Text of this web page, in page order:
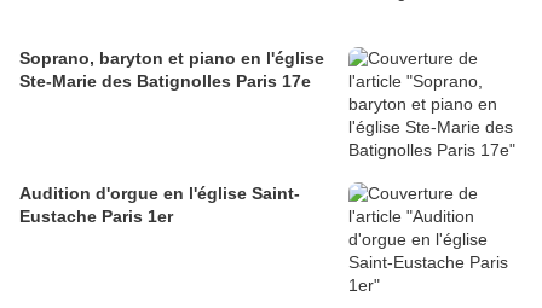
Soprano, baryton et piano en l'église
Ste-Marie des Batignolles Paris 17e
Audition d'orgue en l'église Saint-
Eustache Paris 1er